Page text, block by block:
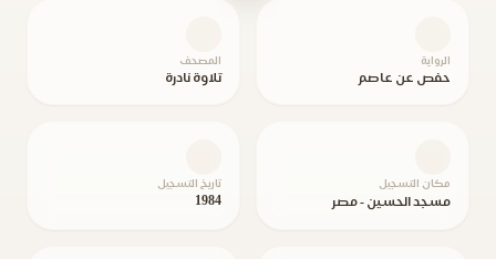
الرواية
حفص عن عاصم
المصحف
تلاوة نادرة
مكان التسجيل
مسجد الحسين - مصر
تاريخ التسجيل
1984